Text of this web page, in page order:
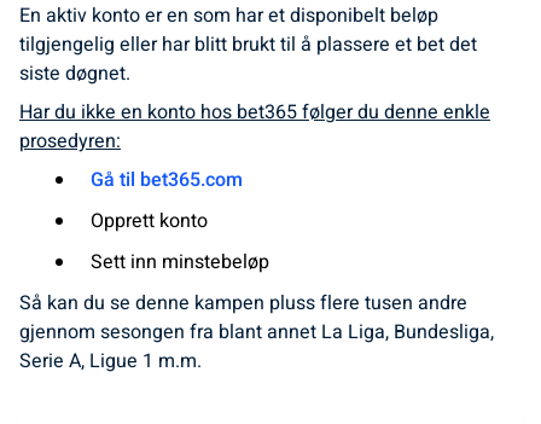
En aktiv konto er en som har et disponibelt beløp
tilgjengelig eller har blitt brukt til å plassere et bet det
siste døgnet.
Har du ikke en konto hos bet365 følger du denne enkle
prosedyren:
Gå til bet365.com
Opprett konto
Sett inn minstebeløp
Så kan du se denne kampen pluss flere tusen andre
gjennom sesongen fra blant annet La Liga, Bundesliga,
Serie A, Ligue 1 m.m.